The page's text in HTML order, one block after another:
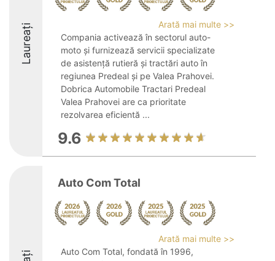
Laureați
Arată mai multe >>
Compania activează în sectorul auto-
moto și furnizează servicii specializate
de asistență rutieră și tractări auto în
regiunea Predeal și pe Valea Prahovei.
Dobrica Automobile Tractari Predeal
Valea Prahovei are ca prioritate
rezolvarea eficientă ...
9.6
Auto Com Total
Arată mai multe >>
Auto Com Total, fondată în 1996,